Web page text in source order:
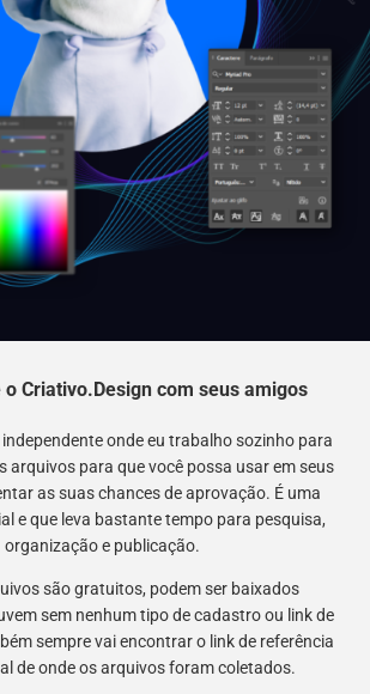
Criativo.Design com seus amigos
onde eu trabalho sozinho para
arquivos para que você possa usar em seus
as suas chances de aprovação. É uma
e que leva bastante tempo para pesquisa,
organização e publicação.
são gratuitos, podem ser baixados
sem nenhum tipo de cadastro ou link de
sempre vai encontrar o link de referência
de onde os arquivos foram coletados.